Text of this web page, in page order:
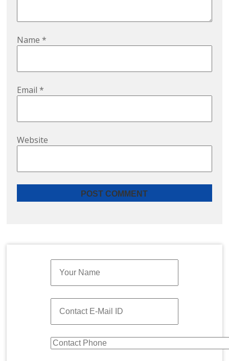
Name*
Email*
Website
Quick Enquiry